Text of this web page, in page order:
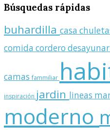
Búsquedas rápidas
buhardilla casa
comida cordero desayunar
camasfammiliar
inspiración jardin lineas
moderno